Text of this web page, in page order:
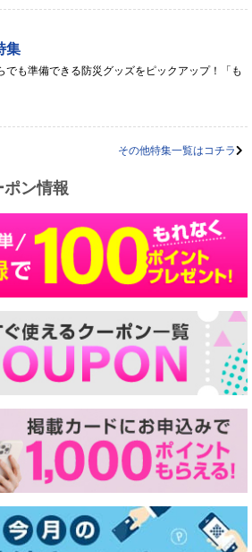
集
でも準備できる防災グッズをピックアップ！「も
その他特集一覧はコチラ
ン情報